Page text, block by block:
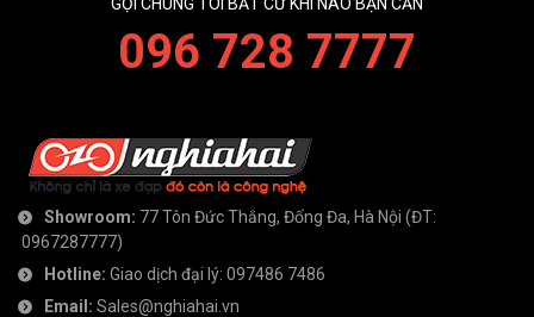
096 728 7777
Showroom: 77 Tôn Đức Thắng, Đống Đa, Hà Nội (ĐT:
0967287777)
Hotline: Giao dịch đại lý: 097486 7486
Email: Sales@nghiahai.vn